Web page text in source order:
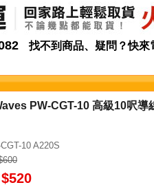
找不到商品、疑問？快來
PW-CGT-10 高級10呎導
CGT-10 A220S
$520